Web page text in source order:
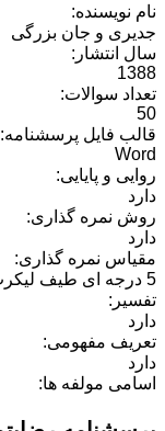
نام نویسنده:
جدیری و جان بزرگی
سال انتشار:
1388
تعداد سوالات:
50
قالب فایل پرسشنامه:
Word
روایی و پایایی:
دارد
روش نمره گذاری:
دارد
مقیاس نمره گذاری:
5 درجه ای طیف لیکرت
تفسیر:
دارد
تعریف مفهومی:
دارد
اسامی مولفه ها: